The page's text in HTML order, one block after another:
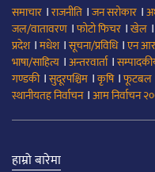
समाचार ।राजनीति ।जन सरोकार ।
जल/वातावरण ।फोटो फिचर ।खेल
प्रदेश।मधेश।सूचना/प्रविधि।एन
भाषा/साहित्य ।अन्तरवार्ता।
गण्डकी।सुदूरपश्चिम ।कृषि।फूटबल
स्थानीयतह निर्वाचन।आम निर्वाचन
हाम्रो बारेमा